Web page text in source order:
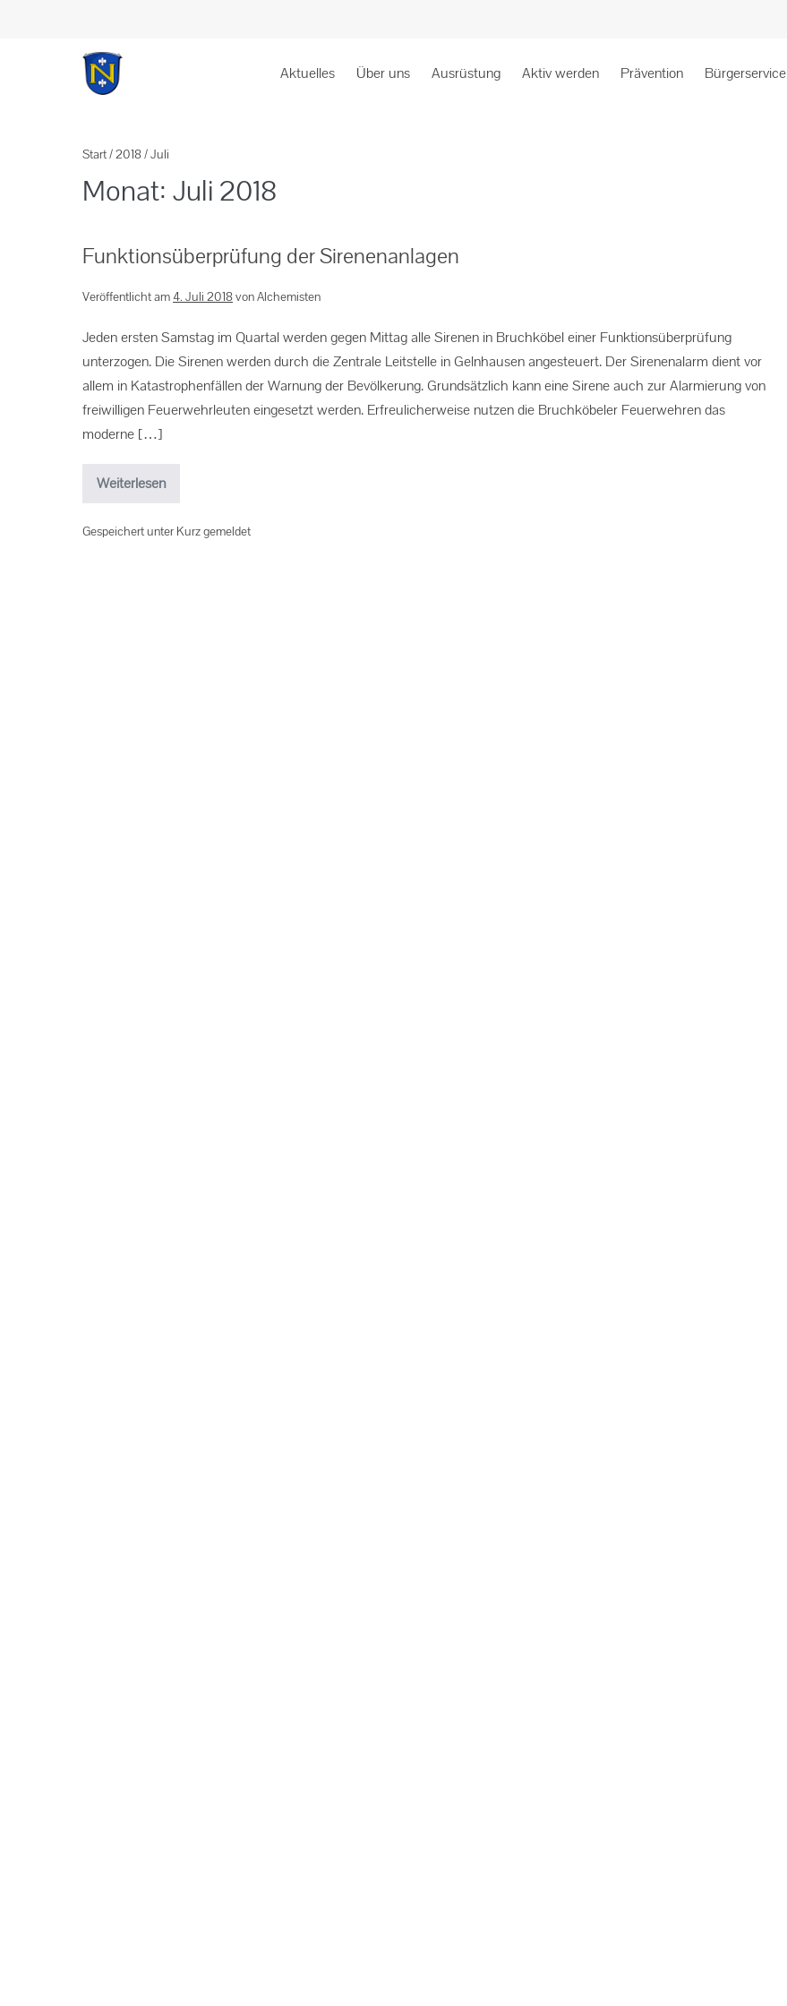
Aktuelles Über uns Ausrüstung Aktiv werden Prävention Bürgerservice
Start/2018/Juli
Monat: Juli 2018
Funktionsüberprüfung der Sirenenanlagen
Veröffentlicht am 4. Juli 2018vonAlchemisten
Jeden ersten Samstag im Quartal werden gegen Mittag alle Sirenen in Bruchköbel einer Funktionsüberprüfung
unterzogen. Die Sirenen werden durch die Zentrale Leitstelle in Gelnhausen angesteuert. Der Sirenenalarm dient vor
allem in Katastrophenfällen der Warnung der Bevölkerung. Grundsätzlich kann eine Sirene auch zur Alarmierung von
freiwilligen Feuerwehrleuten eingesetzt werden. Erfreulicherweise nutzen die Bruchköbeler Feuerwehren das
moderne […]
Weiterlesen
Gespeichert unter Kurz gemeldet